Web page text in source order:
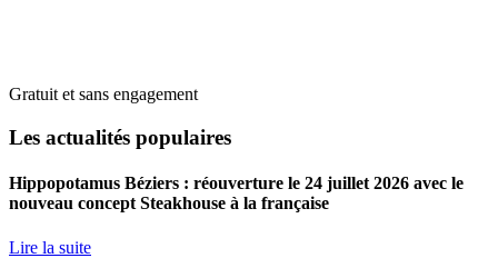
Gratuit et sans engagement
Les actualités populaires
Hippopotamus Béziers : réouverture le 24 juillet 2026 avec le
nouveau concept Steakhouse à la française
Lire la suite